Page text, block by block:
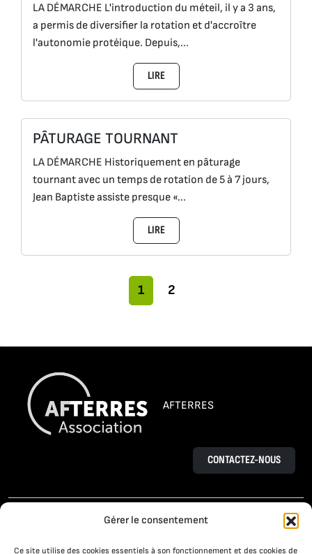
Gérer le consentement
Ce site utilise des cookies essentiels à son fonctionnement et des cookies de
LA DÉMARCHE L'introduction du méteil, il y a 3 ans,
a permis de diversifier la rotation et d'accroître
l'autonomie protéique. Depuis,...
LIRE
PÂTURAGE TOURNANT
LA DÉMARCHE Historiquement en pâturage
tournant avec un temps de rotation de 5 à 7 jours,
Jean Baptiste assiste presque «...
LIRE
Navigation dans la page
Page actuelle
1 Pages
2
AFTERRES
CONTACTEZ-NOUS
L’AGROÉCOLOGIE
LE PROJET OSAÉ